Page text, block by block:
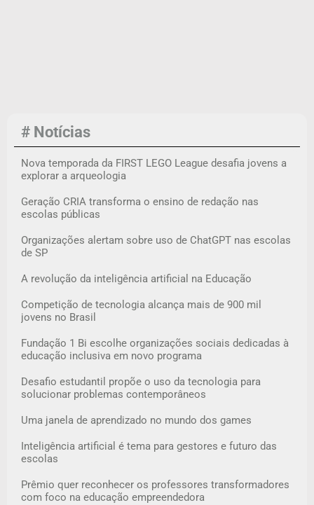
# Notícias
Nova temporada da FIRST LEGO League desafia jovens a
explorar a arqueologia
Geração CRIA transforma o ensino de redação nas
escolas públicas
Organizações alertam sobre uso de ChatGPT nas escolas
de SP
A revolução da inteligência artificial na Educação
Competição de tecnologia alcança mais de 900 mil
jovens no Brasil
Fundação 1 Bi escolhe organizações sociais dedicadas à
educação inclusiva em novo programa
Desafio estudantil propõe o uso da tecnologia para
solucionar problemas contemporâneos
Uma janela de aprendizado no mundo dos games
Inteligência artificial é tema para gestores e futuro das
escolas
Prêmio quer reconhecer os professores transformadores
com foco na educação empreendedora